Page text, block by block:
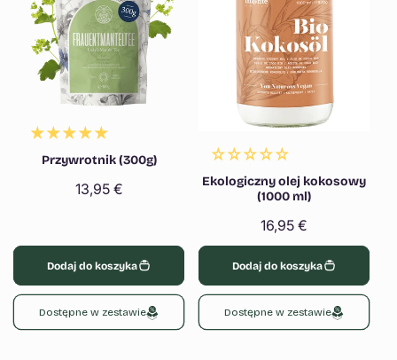
Przywrotnik (300g)
Cena
13,95 €
Dodaj do koszyka
Dostępne w zestawie
Ekologiczny olej kokosowy
(1000 ml)
Cena
regularna
16,95 €
Dodaj do koszyka
Dostępne w zestawie